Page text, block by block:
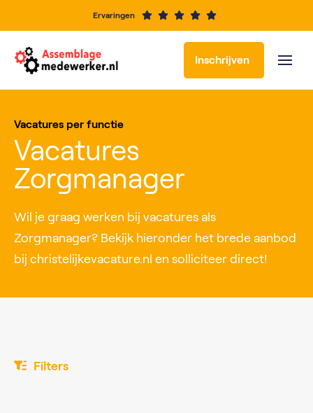
Ervaringen
Inschrijven
Vacatures per functie
Vacatures
Zorgmanager
Wil je graag werken bij vacatures als
Zorgmanager? Bekijk hieronder het brede aanbod
bij christelijkevacature.nl en solliciteer direct!
Filters